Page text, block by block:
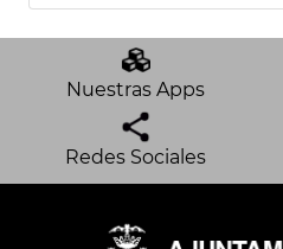
Nuestras Apps
Redes Sociales